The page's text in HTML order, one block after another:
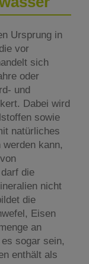
Ursprung in
vor
sich
oder
und
Dabei wird
sowie
natürliches
kann,
die
nicht
die
Eisen
an
sogar sein,
enthält als